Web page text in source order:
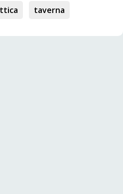
taverna